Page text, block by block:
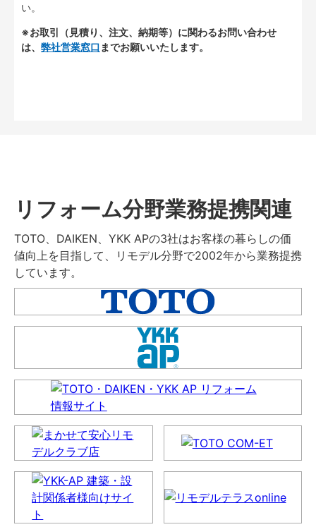
い。
※お取引（見積り、注文、納期等）に関わるお問い合わせ
は、 弊社営業窓口 までお願いいたします。
リフォーム分野業務提携関連
TOTO、DAIKEN、YKK APの3社はお客様の暮らしの価
値向上を目指して、リモデル分野で2002年から業務提携
しています。